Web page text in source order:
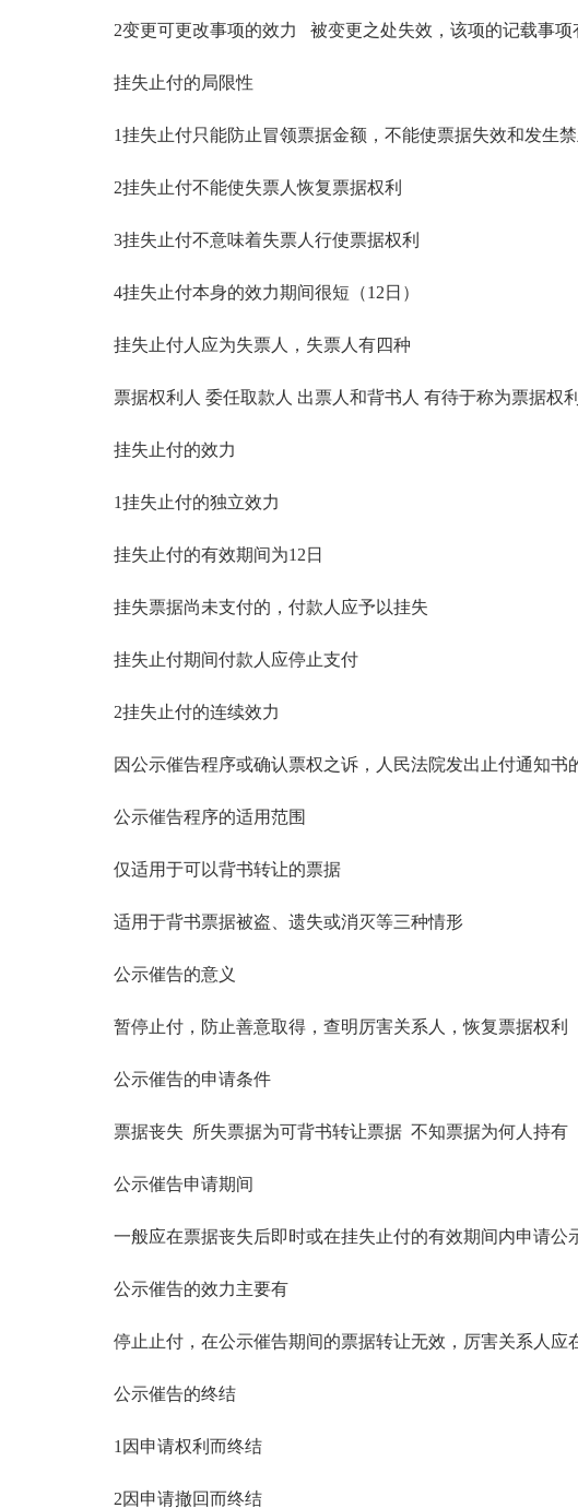
2变更可更改事项的效力 被变更之处失效，该项的记载事项
挂失止付的局限性
1挂失止付只能防止冒领票据金额，不能使票据失效和发生禁
2挂失止付不能使失票人恢复票据权利
3挂失止付不意味着失票人行使票据权利
4挂失止付本身的效力期间很短（12日）
挂失止付人应为失票人，失票人有四种
票据权利人 委任取款人 出票人和背书人 有待于称为票据权
挂失止付的效力
1挂失止付的独立效力
挂失止付的有效期间为12日
挂失票据尚未支付的，付款人应予以挂失
挂失止付期间付款人应停止支付
2挂失止付的连续效力
因公示催告程序或确认票权之诉，人民法院发出止付通知书
公示催告程序的适用范围
仅适用于可以背书转让的票据
适用于背书票据被盗、遗失或消灭等三种情形
公示催告的意义
暂停止付，防止善意取得，查明厉害关系人，恢复票据权利
公示催告的申请条件
票据丧失 所失票据为可背书转让票据 不知票据为何人持有
公示催告申请期间
一般应在票据丧失后即时或在挂失止付的有效期间内申请公
公示催告的效力主要有
停止止付，在公示催告期间的票据转让无效，厉害关系人应
公示催告的终结
1因申请权利而终结
2因申请撤回而终结